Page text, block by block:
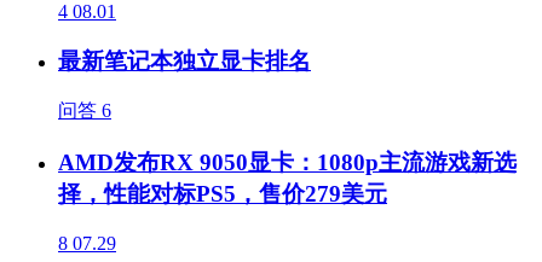
4 08.01
最新笔记本独立显卡排名
问答 6
AMD发布RX 9050显卡：1080p主流游戏新选
择，性能对标PS5，售价279美元
8 07.29